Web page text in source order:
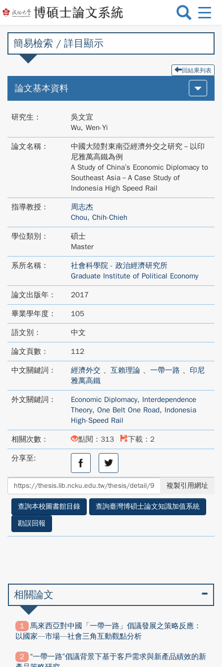
選
切
簡易檢索 / 詳目顯示
回結果列表
論文基本資料
研究生：
吳文宜
Wu, Wen-Yi
論文名稱：
中國大陸對東南亞經濟外交之研究－以印
尼雅萬高鐵為例
A Study of China’s Economic Diplomacy to
Southeast Asia－A Case Study of
Indonesia High Speed Rail
指導教授：
周志杰
Chou, Chih-Chieh
學位類別：
碩士
Master
系所名稱：
社會科學院 - 政治經濟研究所
Graduate Institute of Political Economy
論文出版年： 2017
畢業學年度： 105
語文別： 中文
論文頁數： 112
中文關鍵詞： 經濟外交 、 互賴理論 、 一帶一路 、 印尼
雅萬高鐵
外文關鍵詞： Economic Diplomacy, Interdependence
Theory, One Belt One Road, Indonesia
High-Speed Rail
相關次數： 點閱：313 下載：2
分享至:
分
至
facebook
分
享
至
twitter
複製引用網址
查詢本校圖書館目錄
查詢臺灣博碩士論文知識加值系統
勘誤回報
相關論文
馬來西亞對中國「一帶一路」倡議發展之策略反應：
以國家—市場—社會三角互動觀點分析
“一帶一路”倡議背景下基于客戶需求與新產品績效的新